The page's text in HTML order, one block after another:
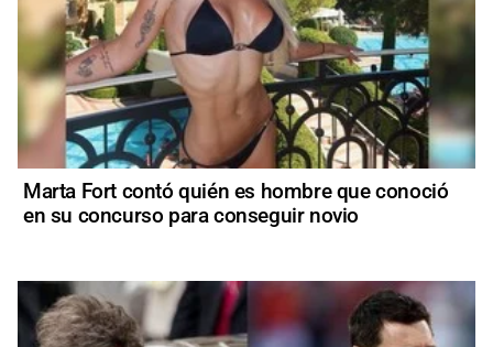
Marta Fort contó quién es hombre que conoció
en su concurso para conseguir novio